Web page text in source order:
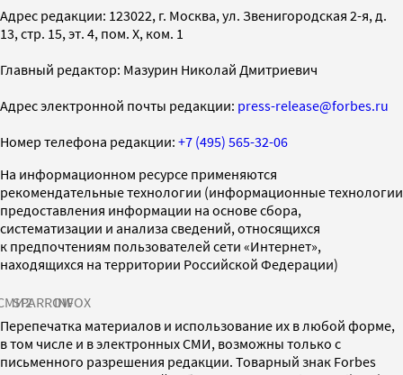
Адрес редакции: 123022, г. Москва, ул. Звенигородская 2-я, д.
13, стр. 15, эт. 4, пом. X, ком. 1
Главный редактор: Мазурин Николай Дмитриевич
Адрес электронной почты редакции: press-release@forbes.ru
Номер телефона редакции: +7 (495) 565-32-06
На информационном ресурсе применяются
рекомендательные технологии (информационные технологии
предоставления информации на основе сбора,
систематизации и анализа сведений, относящихся
к предпочтениям пользователей сети «Интернет»,
находящихся на территории Российской Федерации)
SPARROWINFOX
Перепечатка материалов и использование их в любой форме,
в том числе и в электронных СМИ, возможны только с
письменного разрешения редакции. Товарный знак Forbes